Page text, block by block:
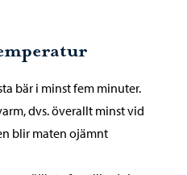
bär i minst fem minuter.
dvs. överallt minst vid
blir maten ojämnt